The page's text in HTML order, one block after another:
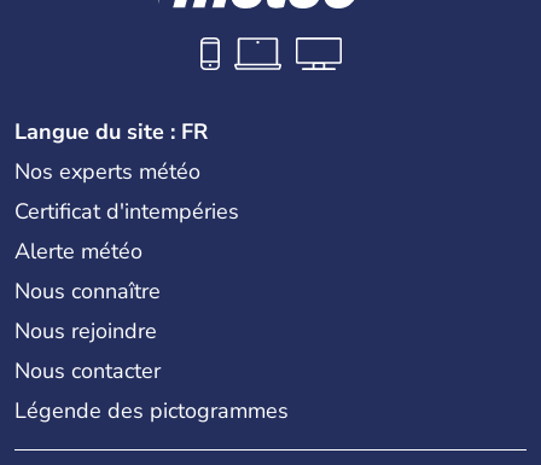
Langue du site : FR
Nos experts météo
Certificat d'intempéries
Alerte météo
Nous connaître
Nous rejoindre
Nous contacter
Légende des pictogrammes